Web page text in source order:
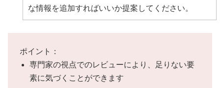
な情報を追加すればいいか提案してください。
ポイント：
専門家の視点でのレビューにより、足りない要
素に気づくことができます